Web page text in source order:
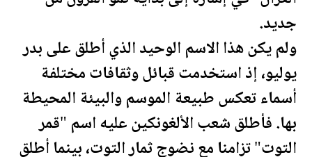
جديد.
ولم يكن هذا الاسم الوحيد الذي أطلق على بدر
يوليو، إذ استخدمت قبائل وثقافات مختلفة
أسماء تعكس طبيعة الموسم والبيئة المحيطة
بها. فأطلق شعب الألغونكين عليه اسم "قمر
التوت" تزامنا مع نضوج ثمار التوت، بينما أطلق